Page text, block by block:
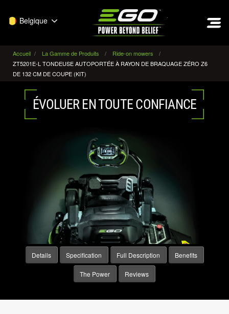
Belgique
Accueil La Gamme de Produits
Ride-on mowers
ZT5201E-L TONDEUSE AUTOPORTÉE À RAYON DE BRAQUAGE ZÉRO Z6
DE 132 CM DE COUPE (KIT)
ÉVOLUER EN TOUTE CONFIANCE
Details Specification Full Description Benefits
The Power Reviews